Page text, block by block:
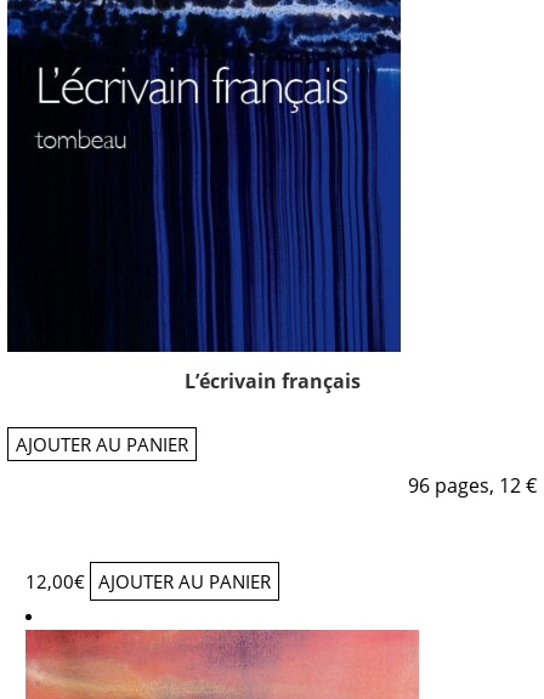
L’écrivain français
AJOUTER AU PANIER
96 pages, 12 €
12,00€ AJOUTER AU PANIER